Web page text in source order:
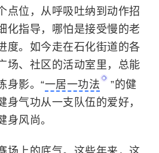
点位，从呼吸吐纳到动作招
化指导，哪怕是接受慢的老
度。如今走在石化街道的各
场、社区的活动室里，总能
身影。“一居一功法
”的健
身气功从一支队伍的爱好，
身风尚。